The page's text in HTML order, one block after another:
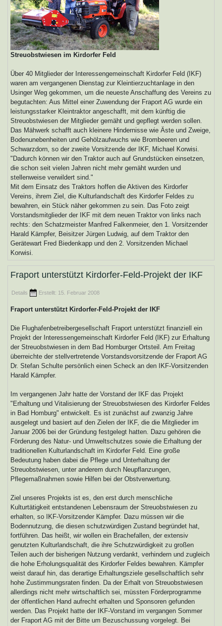
Streuobstwiesen im Kirdorfer Feld
Über 40 Mitglieder der Interessengemeinschaft Kirdorfer Feld (IKF)
waren am vergangenen Dienstag zur Kleintierzuchtanlage in den
Usinger Weg gekommen, um die neueste Anschaffung des Vereins zu
begutachten: Aus Mittel einer Zuwendung der Fraport AG wurde ein
leistungsstarker Kleintraktor angeschafft, mit dem künftig die
Streuobstwiesen der Mitglieder gemäht und gepflegt werden sollen.
Das Mähwerk schafft auch kleinere Hindernisse wie Äste und Zweige,
Bodenunebenheiten und Gehölzaufwuchs wie Brombeeren und
Schwarzdorn, so der zweite Vorsitzende der IKF, Michael Korwisi.
"Dadurch können wir den Traktor auch auf Grundstücken einsetzen,
die schon seit vielen Jahren nicht mehr gemäht wurden und
stellenweise verwildert sind."
Mit dem Einsatz des Traktors hoffen die Aktiven des Kirdorfer
Vereins, ihrem Ziel, die Kulturlandschaft des Kirdorfer Feldes zu
bewahren, ein Stück näher gekommen zu sein. Das Foto zeigt
Vorstandsmitglieder der IKF mit dem neuen Traktor von links nach
rechts: den Schatzmeister Manfred Falkenmeier, den 1. Vorsitzender
Harald Kämpfer, Beisitzer Jürgen Ludwig, auf dem Traktor den
Gerätewart Fred Biedenkapp und den 2. Vorsitzenden Michael
Korwisi.
Fraport unterstützt Kirdorfer-Feld-Projekt der IKF
Details Erstellt: 15. Februar 2008
Fraport unterstützt Kirdorfer-Feld-Projekt der IKF
Die Flughafenbetreibergesellschaft Fraport unterstützt finanziell ein
Projekt der Interessengemeinschaft Kirdorfer Feld (IKF) zur Erhaltung
der Streuobstwiesen in dem Bad Homburger Ortsteil. Am Freitag
überreichte der stellvertretende Vorstandsvorsitzende der Fraport AG
Dr. Stefan Schulte persönlich einen Scheck an den IKF-Vorsitzenden
Harald Kämpfer.
Im vergangenen Jahr hatte der Vorstand der IKF das Projekt
"Erhaltung und Vitalisierung der Streuobstwiesen des Kirdorfer Feldes
in Bad Homburg" entwickelt. Es ist zunächst auf zwanzig Jahre
ausgelegt und basiert auf den Zielen der IKF, die die Mitglieder im
Januar 2006 bei der Gründung festgelegt hatten. Dazu gehören die
Förderung des Natur- und Umweltschutzes sowie die Erhaltung der
traditionellen Kulturlandschaft im Kirdorfer Feld. Eine große
Bedeutung haben dabei die Pflege und Unterhaltung der
Streuobstwiesen, unter anderem durch Neupflanzungen,
Pflegemaßnahmen sowie Hilfen bei der Obstverwertung.
Ziel unseres Projekts ist es, den erst durch menschliche
Kulturtätigkeit entstandenen Lebensraum der Streuobstwiesen zu
erhalten, so IKF-Vorsitzender Kämpfer. Dazu müssen wir die
Bodennutzung, die diesen schutzwürdigen Zustand begründet hat,
fortführen. Das heißt, wir wollen ein Brachefallen, der extensiv
genutzten Kulturlandschaft, die ihre Schutzwürdigkeit zu großen
Teilen auch der bisherigen Nutzung verdankt, verhindern und zugleich
die hohe Erholungsqualität des Kirdorfer Feldes bewahren. Kämpfer
weist darauf hin, das derartige Erhaltungsziele gesellschaftlich sehr
hohe Zustimmungsraten finden. Da der Erhalt von Streuobstwiesen
allerdings nicht mehr wirtschaftlich sei, müssten Förderprogramme
der öffentlichen Hand aufrecht erhalten und Sponsoren gefunden
werden. Das Projekt hatte der IKF-Vorstand im vergangen Sommer
der Fraport AG mit der Bitte um Bezuschussung vorgelegt. Bei